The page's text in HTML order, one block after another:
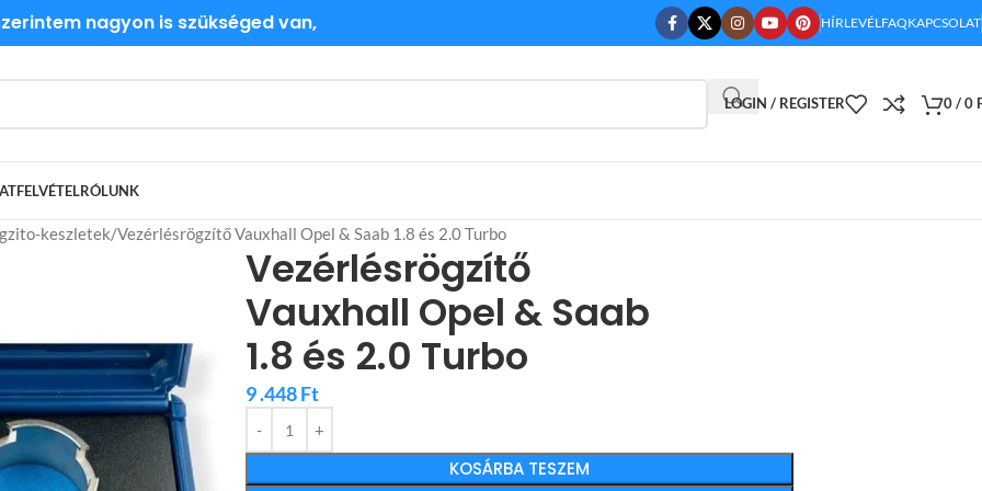
nagyon is szükséged van, HÍRLEVÉLFAQKAPCSOLAT
LOGIN / REGISTER 0/0
RÓLUNK
keszletek Vezérlésrögzítő Vauxhall Opel & Saab 1.8 és 2.0 Turbo
Vezérlésrögzítő
Vauxhall Opel & Saab
1.8 és 2.0 Turbo
9 .448Ft
KOSÁRBA TESZEM